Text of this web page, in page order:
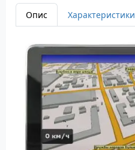
Опис Характеристики